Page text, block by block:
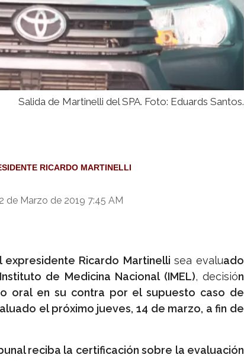
Salida de Martinelli del SPA. Foto: Eduards Santos.
RICARDO MARTINELLI
de Marzo de 2019 7:45 AM
Ricardo Martinelli sea evaluado
de Medicina Nacional (IMEL), decisión
oral en su contra por el supuesto caso de
el próximo jueves, 14 de marzo, a fin de
reciba la certificación sobre la evaluación